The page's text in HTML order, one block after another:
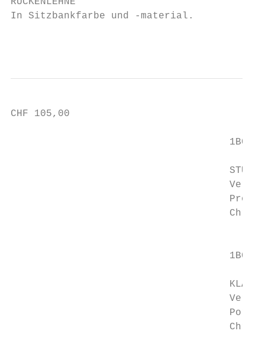
In Sitzbankfarbe und -material.
CHF 105,00